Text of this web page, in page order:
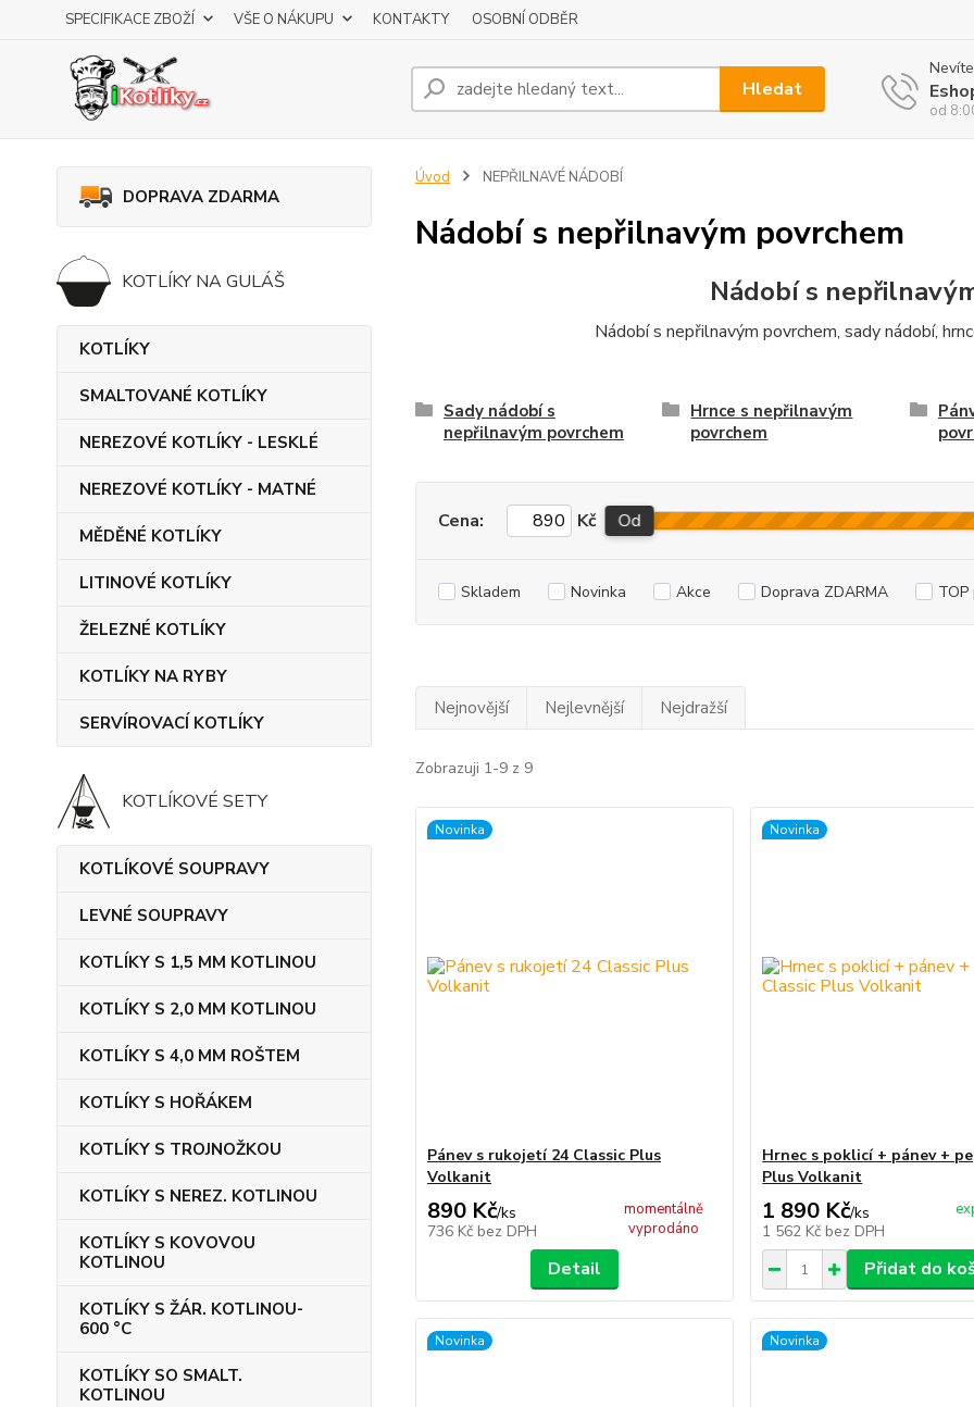
SPECIFIKACE ZBOŽÍ VŠE O NÁKUPU KONTAKTY OSOBNÍ ODBĚR
Hledat
od
DOPRAVA ZDARMA
KOTLÍKY NA GULÁŠ
KOTLÍKY
SMALTOVANÉ KOTLÍKY
NEREZOVÉ KOTLÍKY - LESKLÉ
NEREZOVÉ KOTLÍKY - MATNÉ
MĚDĚNÉ KOTLÍKY
LITINOVÉ KOTLÍKY
ŽELEZNÉ KOTLÍKY
KOTLÍKY NA RYBY
SERVÍROVACÍ KOTLÍKY
KOTLÍKOVÉ SETY
KOTLÍKOVÉ SOUPRAVY
LEVNÉ SOUPRAVY
KOTLÍKY S 1,5 MM KOTLINOU
KOTLÍKY S 2,0 MM KOTLINOU
KOTLÍKY S 4,0 MM ROŠTEM
KOTLÍKY S HOŘÁKEM
KOTLÍKY S TROJNOŽKOU
KOTLÍKY S NEREZ. KOTLINOU
KOTLÍKY S KOVOVOU
KOTLINOU
KOTLÍKY S ŽÁR. KOTLINOU-
600 °C
KOTLÍKY SO SMALT.
KOTLINOU
Úvod NEPŘILNAVÉ NÁDOBÍ
Nádobí s nepřilnavým povrchem
Nádobí s
Nádobí s nepřilnavým povrchem, sady nádobí,
Sady nádobí s
nepřilnavým povrchem
Hrnce s nepřilnavým
povrchem
Cena: Kč Od
Skladem Novinka Akce Doprava ZDARMA
Nejnovější Nejlevnější Nejdražší
Zobrazuji 1-9 z 9
Novinka
Pánev s rukojetí 24 Classic Plus
Volkanit
890 Kč/ks
736 Kč bez DPH
momentálně
vyprodáno
Detail
Novinka
Hrnec s poklicí + pánev +
Plus Volkanit
1 890 Kč/ks
1 562 Kč bez DPH
Přidat do
Novinka Novinka